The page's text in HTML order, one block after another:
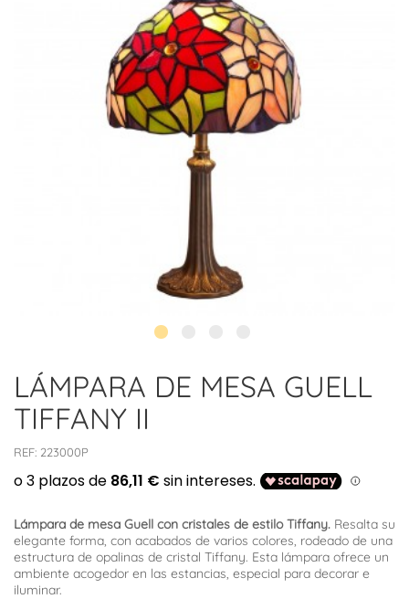
LÁMPARA DE MESA GUELL
TIFFANY II
REF: 223000P
Lámpara de mesa Guell con cristales de estilo Tiffany. Resalta su
elegante forma, con acabados de varios colores, rodeado de una
estructura de opalinas de cristal Tiffany. Esta lámpara ofrece un
ambiente acogedor en las estancias, especial para decorar e
iluminar.